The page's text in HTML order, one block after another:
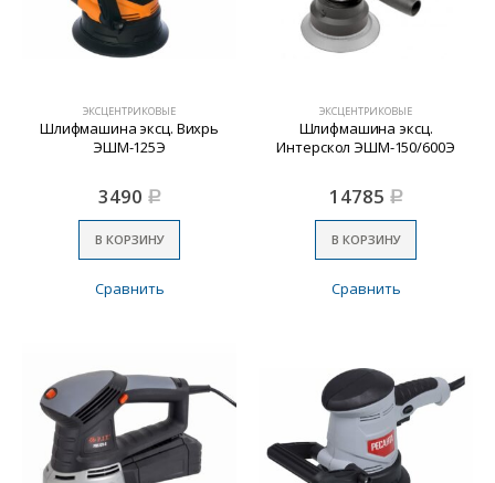
ЭКСЦЕНТРИКОВЫЕ
Шлифмашина эксц. Вихрь
ЭШМ-125Э
3490 Р
В КОРЗИНУ
Сравнить
ЭКСЦЕНТРИКОВЫЕ
Шлифмашина эксц.
Интерскол ЭШМ-150/600Э
14785 Р
В КОРЗИНУ
Сравнить